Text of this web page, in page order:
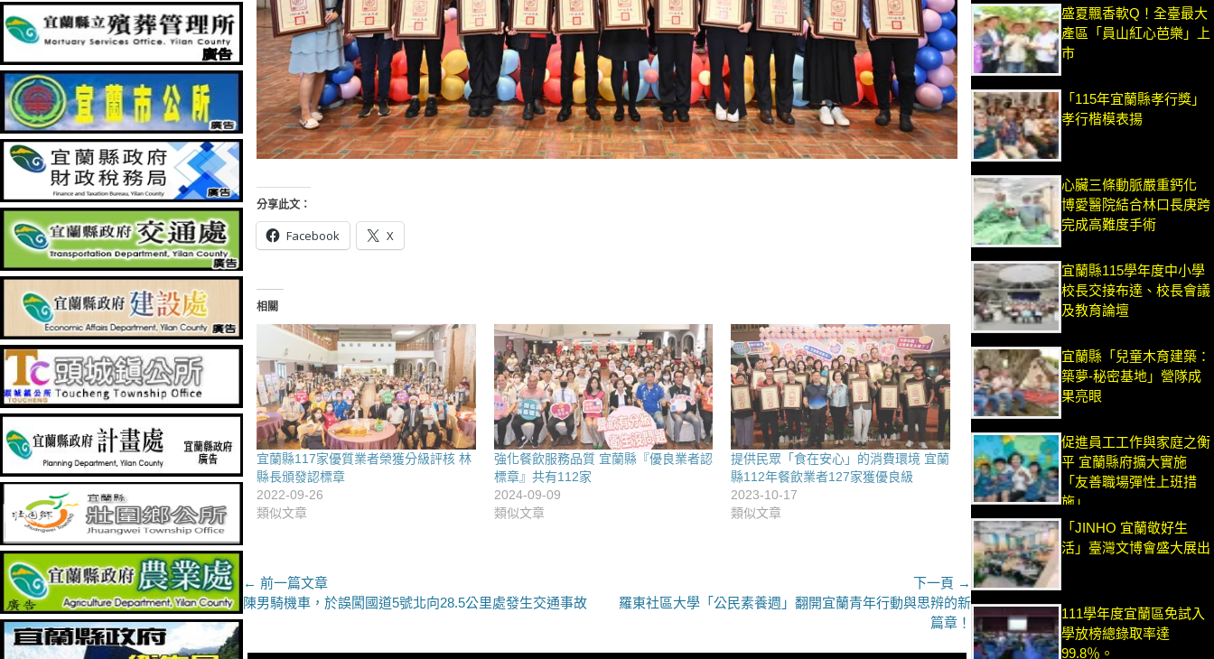
分享此文：
Facebook X
相關
宜蘭縣117家優質業者榮獲分級評核 林
縣長頒發認標章
2022-09-26
類似文章
強化餐飲服務品質 宜蘭縣『優良業者認
標章』共有112家
2024-09-09
類似文章
提供民眾「食在安心」的消費環境 宜蘭
縣112年餐飲業者127家獲優良級
2023-10-17
類似文章
文
章
導
← 前一篇文章
上
一
陳男騎機車，於誤闖國道5號北向28.5公里處發生交通事故
下一頁 →
下羅東社區大學「公民素養週」翻開宜蘭青年行動與思辨的新
篇章！
盛夏飄香軟Q！全臺最大
產區「員山紅心芭樂」上
市
「115年宜蘭縣孝行獎」
孝行楷模表揚
心臟三條動脈嚴重鈣化
博愛醫院結合林口長庚跨
完成高難度手術
宜蘭縣115學年度中小學
校長交接布達、校長會議
及教育論壇
宜蘭縣「兒童木育建築：
築夢-秘密基地」營隊成
果亮眼
促進員工工作與家庭之衡
平 宜蘭縣府擴大實施
「友善職場彈性上班措
施」
「JINHO 宜蘭敬好生
活」臺灣文博會盛大展出
111學年度宜蘭區免試入
學放榜總錄取率達
99.8％。